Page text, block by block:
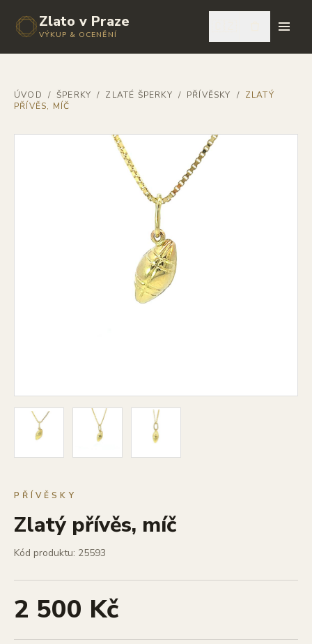
Zlato v Praze
VÝKUP & OCENĚNÍ
ÚVOD / ŠPERKY / ZLATÉ ŠPERKY / PŘÍVĚSKY / ZLATÝ
PŘÍVĚS, MÍČ
PŘÍVĚSKY
Zlatý přívěs, míč
Kód produktu: 25593
2 500 Kč